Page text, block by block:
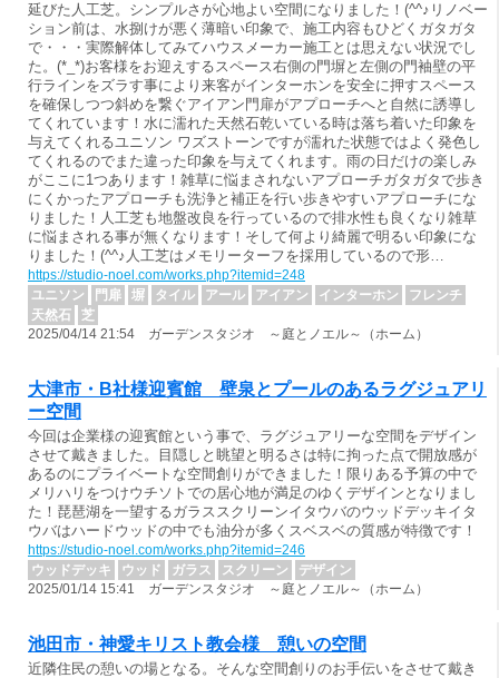
延びた人工芝。シンプルさが心地よい空間になりました！(^^♪リノベー
ション前は、水捌けが悪く薄暗い印象で、施工内容もひどくガタガタ
で・・・実際解体してみてハウスメーカー施工とは思えない状況でし
た。(*_*)お客様をお迎えするスペース右側の門塀と左側の門袖壁の平
行ラインをズラす事により来客がインターホンを安全に押すスペース
を確保しつつ斜めを繋ぐアイアン門扉がアプローチへと自然に誘導し
てくれています！水に濡れた天然石乾いている時は落ち着いた印象を
与えてくれるユニソン ワズストーンですが濡れた状態ではよく発色し
てくれるのでまた違った印象を与えてくれます。雨の日だけの楽しみ
がここに1つあります！雑草に悩まされないアプローチガタガタで歩き
にくかったアプローチも洗浄と補正を行い歩きやすいアプローチにな
りました！人工芝も地盤改良を行っているので排水性も良くなり雑草
に悩まされる事が無くなります！そして何より綺麗で明るい印象にな
りました！(^^♪人工芝はメモリーターフを採用しているので形…
https://studio-noel.com/works.php?itemid=248
ユニソン
門扉 塀 タイル アール アイアン インターホン
フレンチ
天然石
芝
2025/04/14 21:54 ガーデンスタジオ ～庭とノエル～（ホーム）
大津市・B社様迎賓館 壁泉とプールのあるラグジュアリ
ー空間
今回は企業様の迎賓館という事で、ラグジュアリーな空間をデザイン
させて戴きました。目隠しと眺望と明るさは特に拘った点で開放感が
あるのにプライベートな空間創りができました！限りある予算の中で
メリハリをつけウチソトでの居心地が満足のゆくデザインとなりまし
た！琵琶湖を一望するガラススクリーンイタウバのウッドデッキイタ
ウバはハードウッドの中でも油分が多くスベスベの質感が特徴です！
https://studio-noel.com/works.php?itemid=246
ウッドデッキ
ウッド ガラス スクリーン
デザイン
2025/01/14 15:41 ガーデンスタジオ ～庭とノエル～（ホーム）
池田市・神愛キリスト教会様 憩いの空間
近隣住民の憩いの場となる。そんな空間創りのお手伝いをさせて戴き